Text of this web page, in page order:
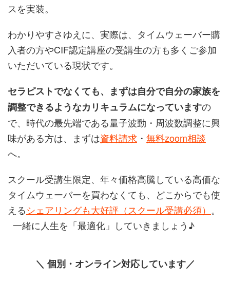
スを実装。
わかりやすさゆえに、実際は、タイムウェーバー購
入者の方やCIF認定講座の受講生の方も多くご参加
いただいている現状です。
セラピストでなくても、まずは自分で自分の家族を
調整できるようなカリキュラムになっていますの
で、時代の最先端である量子波動・周波数調整に興
味がある方は、まずは資料請求 ・ 無料zoom相談
へ。
スクール受講生限定、年々価格高騰している高価な
タイムウェーバーを買わなくても、どこからでも使
えるシェアリングも大好評（スクール受講必須） 。
一緒に人生を「最適化」していきましょう♪
＼ 個別・オンライン対応しています／